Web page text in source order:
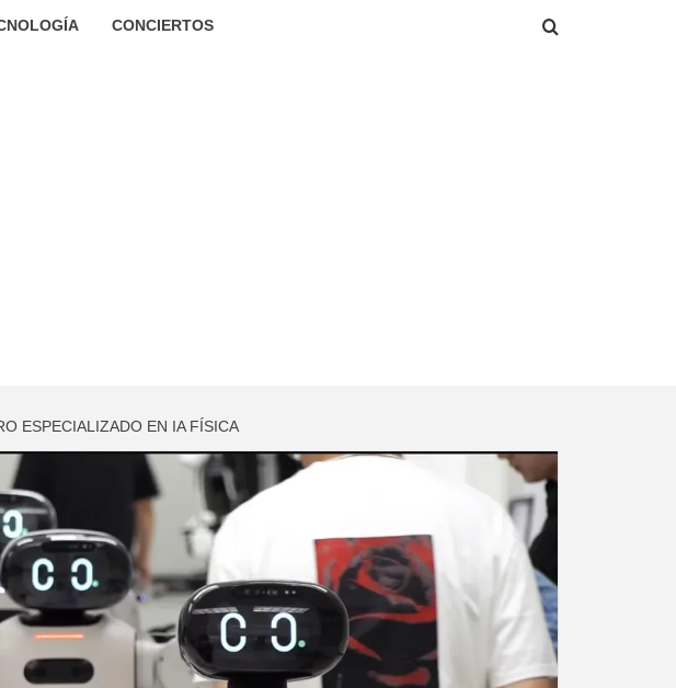
CONCIERTOS
ESPECIALIZADO EN IA FÍSICA